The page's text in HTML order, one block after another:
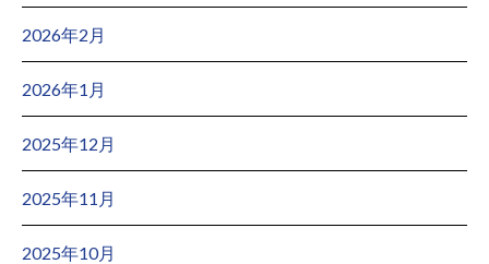
2026年2月
2026年1月
2025年12月
2025年11月
2025年10月